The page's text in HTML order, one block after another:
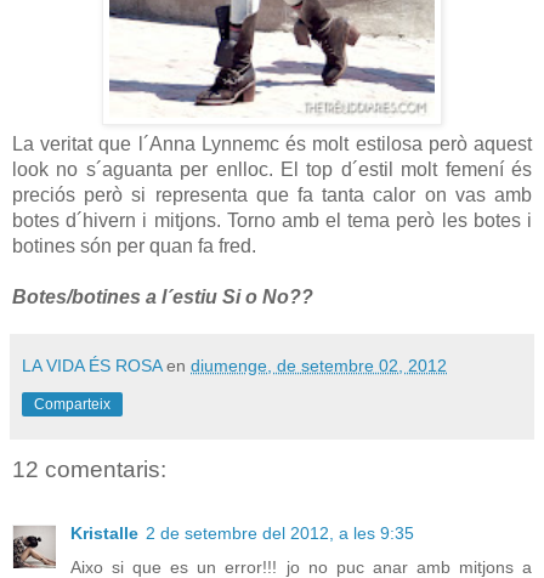
La veritat que l´Anna Lynnemc és molt estilosa però aquest
look no s´aguanta per enlloc. El top d´estil molt femení és
preciós però si representa que fa tanta calor on vas amb
botes d´hivern i mitjons. Torno amb el tema però les botes i
botines són per quan fa fred.
Botes/botines a l´estiu Si o No??
LA VIDA ÉS ROSA en diumenge, de setembre 02, 2012
Comparteix
12 comentaris:
Kristalle 2 de setembre del 2012, a les 9:35
Aixo si que es un error!!! jo no puc anar amb mitjons a